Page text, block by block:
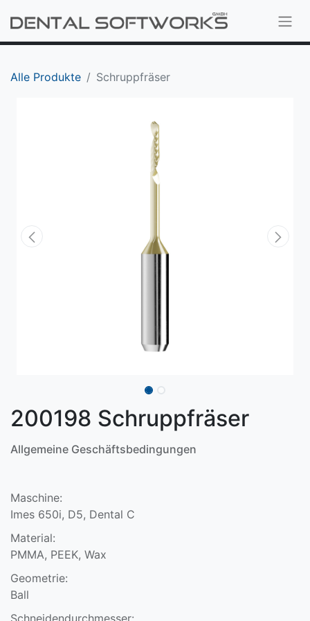
Alle Produkte Schruppfräser
200198 Schruppfräser
Allgemeine Geschäftsbedingungen
Maschine:
Imes 650i, D5, Dental C
Material:
PMMA, PEEK, Wax
Geometrie:
Ball
Schneidendurchmesser: